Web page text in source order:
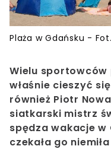
Plaża w Gdańsku -
Wielu sportowców
właśnie cieszyć
również Piotr
siatkarski mistrz
spędza wakacje w
czekała go